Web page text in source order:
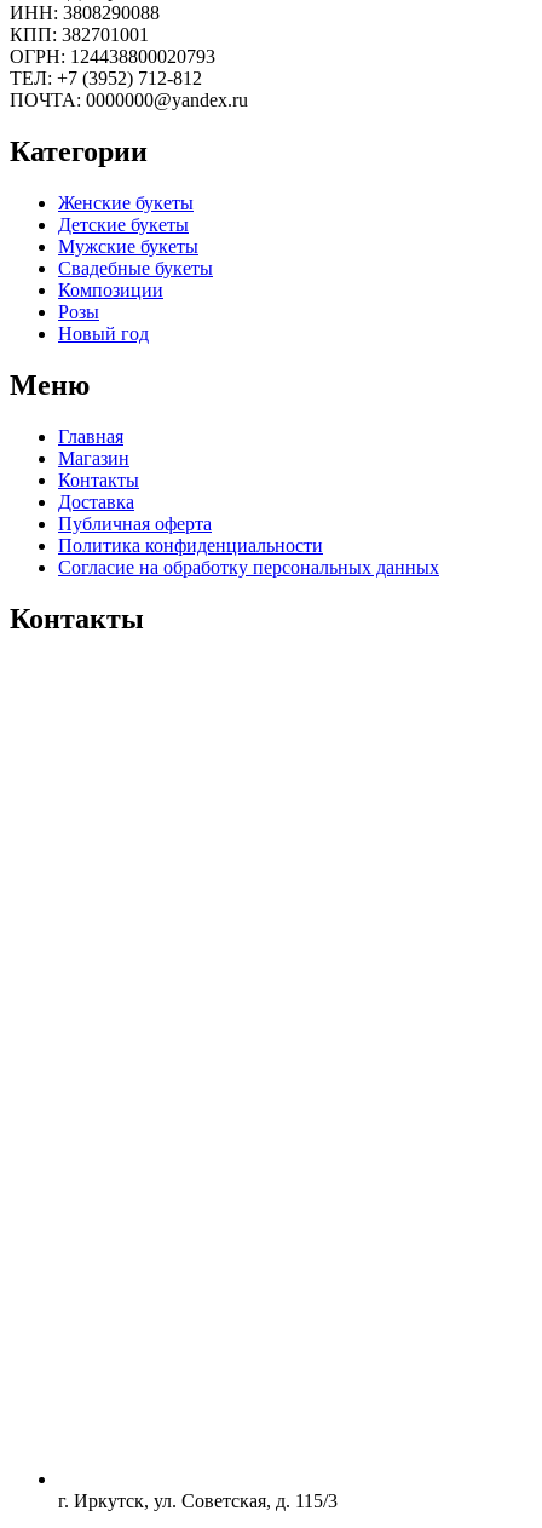
ИНН: 3808290088
КПП: 382701001
ОГРН: 124438800020793
ТЕЛ: +7 (3952) 712-812
ПОЧТА: 0000000@yandex.ru
Категории
Женские букеты
Детские букеты
Мужские букеты
Свадебные букеты
Композиции
Розы
Новый год
Меню
Главная
Магазин
Контакты
Доставка
Публичная оферта
Политика конфиденциальности
Согласие на обработку персональных данных
Контакты
г. Иркутск, ул. Советская, д. 115/3